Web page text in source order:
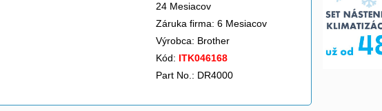
24 Mesiacov
Záruka firma: 6 Mesiacov
Výrobca: Brother
Kód: ITK046168
Part No.: DR4000